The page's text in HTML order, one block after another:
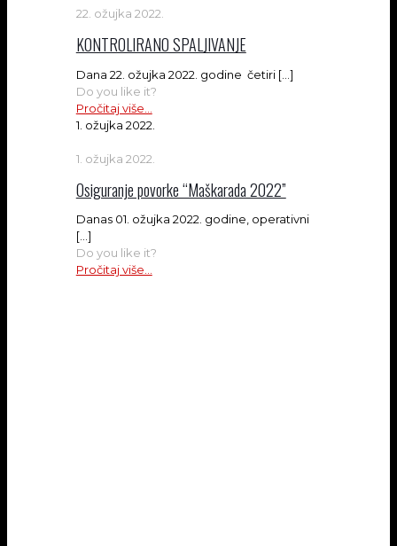
22. ožujka 2022.
KONTROLIRANO SPALJIVANJE
Dana 22. ožujka 2022. godine četiri[…]
Do you like it?
Pročitaj više...
1. ožujka 2022.
1. ožujka 2022.
Osiguranje povorke “Maškarada 2022”
Danas 01. ožujka 2022. godine, operativni
[…]
Do you like it?
Pročitaj više...